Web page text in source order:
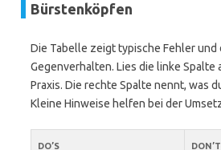
Bürstenköpfen
Die Tabelle zeigt typische Fehler und
Gegenverhalten. Lies die linke Spalte
Praxis. Die rechte Spalte nennt, was
Kleine Hinweise helfen bei der
DO’S